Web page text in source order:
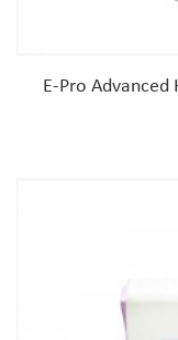
E-Pro Advanced